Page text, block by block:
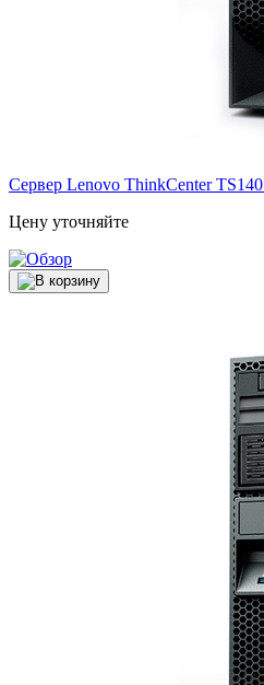
Сервер Lenovo ThinkCenter TS140
Цену уточняйте